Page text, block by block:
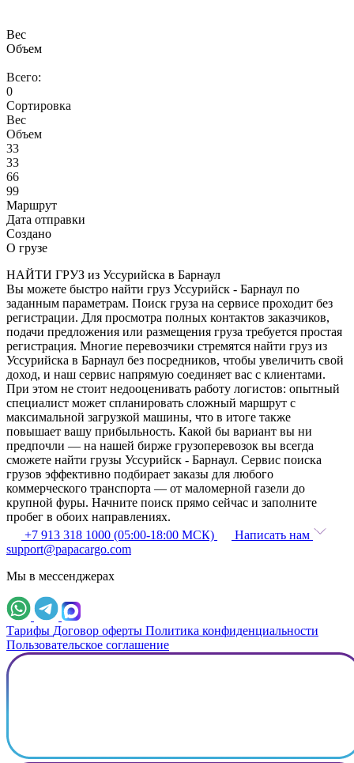
Вес
Объем
Всего:
0
Сортировка
Вес
Объем
33
33
66
99
Маршрут
Дата отправки
Создано
О грузе
НАЙТИ ГРУЗ из Уссурийска в Барнаул
Вы можете быстро найти груз Уссурийск - Барнаул по
заданным параметрам. Поиск груза на сервисе проходит без
регистрации. Для просмотра полных контактов заказчиков,
подачи предложения или размещения груза требуется простая
регистрация. Многие перевозчики стремятся найти груз из
Уссурийска в Барнаул без посредников, чтобы увеличить свой
доход, и наш сервис напрямую соединяет вас с клиентами.
При этом не стоит недооценивать работу логистов: опытный
специалист может спланировать сложный маршрут с
максимальной загрузкой машины, что в итоге также
повышает вашу прибыльность. Какой бы вариант вы ни
предпочли — на нашей бирже грузоперевозок вы всегда
сможете найти грузы Уссурийск - Барнаул. Сервис поиска
грузов эффективно подбирает заказы для любого
коммерческого транспорта — от маломерной газели до
крупной фуры. Начните поиск прямо сейчас и заполните
пробег в обоих направлениях.
+7 913 318 1000 (05:00-18:00 МСК)
Написать нам
support@papacargo.com
Мы в мессенджерах
Тарифы Договор оферты Политика конфиденциальности
Пользовательское соглашение